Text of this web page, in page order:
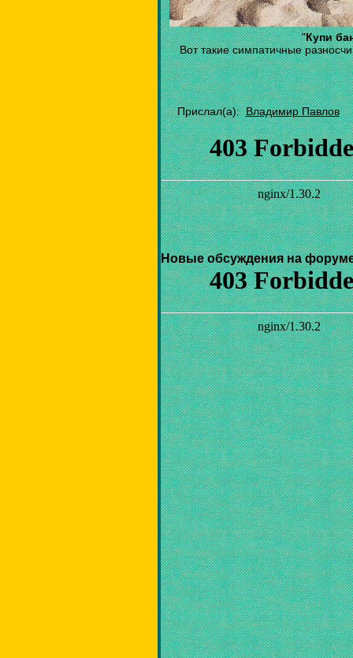
"Купи
Вот такие симпатичные
Прислал(а):Владимир Павлов
Новые обсуждения на